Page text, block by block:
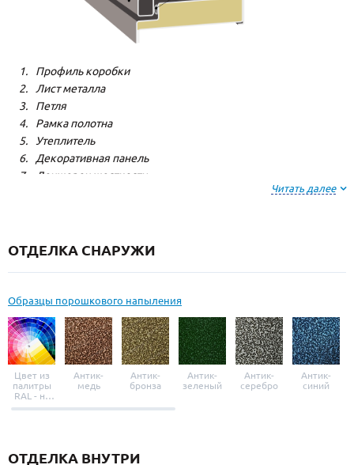
Профиль коробки
Лист металла
Петля
Рамка полотна
Утеплитель
Декоративная панель
Лонжерон жесткости
Читать далее
ОТДЕЛКА СНАРУЖИ
Образцы порошкового напыления
Цвет из
палитры
RAL - на
выбор
Антик-
медь
Антик-
бронза
Антик-
зеленый
Антик-
серебро
Антик-
синий
ОТДЕЛКА ВНУТРИ